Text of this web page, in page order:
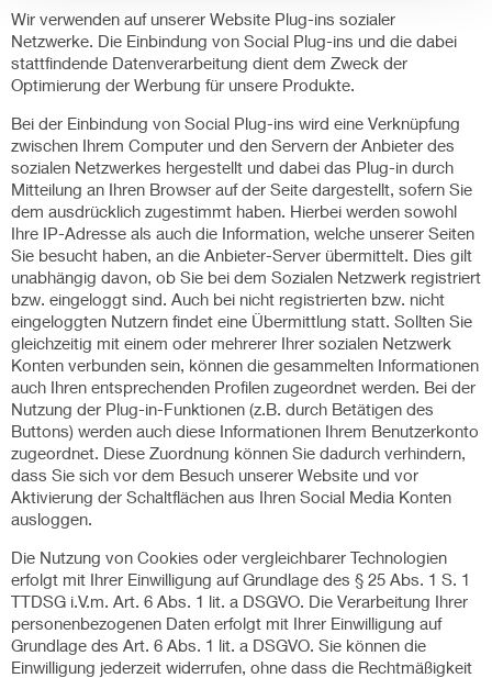
Wir verwenden auf unserer Website Plug-ins sozialer
Netzwerke. Die Einbindung von Social Plug-ins und die dabei
stattfindende Datenverarbeitung dient dem Zweck der
Optimierung der Werbung für unsere Produkte.
Bei der Einbindung von Social Plug-ins wird eine Verknüpfung
zwischen Ihrem Computer und den Servern der Anbieter des
sozialen Netzwerkes hergestellt und dabei das Plug-in durch
Mitteilung an Ihren Browser auf der Seite dargestellt, sofern Sie
dem ausdrücklich zugestimmt haben. Hierbei werden sowohl
Ihre IP-Adresse als auch die Information, welche unserer Seiten
Sie besucht haben, an die Anbieter-Server übermittelt. Dies gilt
unabhängig davon, ob Sie bei dem Sozialen Netzwerk registriert
bzw. eingeloggt sind. Auch bei nicht registrierten bzw. nicht
eingeloggten Nutzern findet eine Übermittlung statt. Sollten Sie
gleichzeitig mit einem oder mehrerer Ihrer sozialen Netzwerk
Konten verbunden sein, können die gesammelten Informationen
auch Ihren entsprechenden Profilen zugeordnet werden. Bei der
Nutzung der Plug-in-Funktionen (z.B. durch Betätigen des
Buttons) werden auch diese Informationen Ihrem Benutzerkonto
zugeordnet. Diese Zuordnung können Sie dadurch verhindern,
dass Sie sich vor dem Besuch unserer Website und vor
Aktivierung der Schaltflächen aus Ihren Social Media Konten
ausloggen.
Die Nutzung von Cookies oder vergleichbarer Technologien
erfolgt mit Ihrer Einwilligung auf Grundlage des § 25 Abs. 1 S. 1
TTDSG i.V.m. Art. 6 Abs. 1 lit. a DSGVO. Die Verarbeitung Ihrer
personenbezogenen Daten erfolgt mit Ihrer Einwilligung auf
Grundlage des Art. 6 Abs. 1 lit. a DSGVO. Sie können die
Einwilligung jederzeit widerrufen, ohne dass die Rechtmäßigkeit